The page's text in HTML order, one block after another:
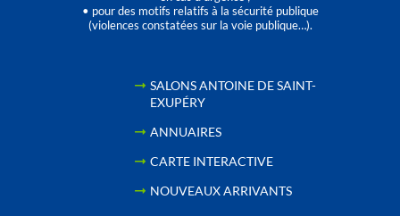
• pour des motifs relatifs à la sécurité publique
(violences constatées sur la voie publique…).
SALONS ANTOINE DE SAINT-
EXUPÉRY
ANNUAIRES
CARTE INTERACTIVE
NOUVEAUX ARRIVANTS